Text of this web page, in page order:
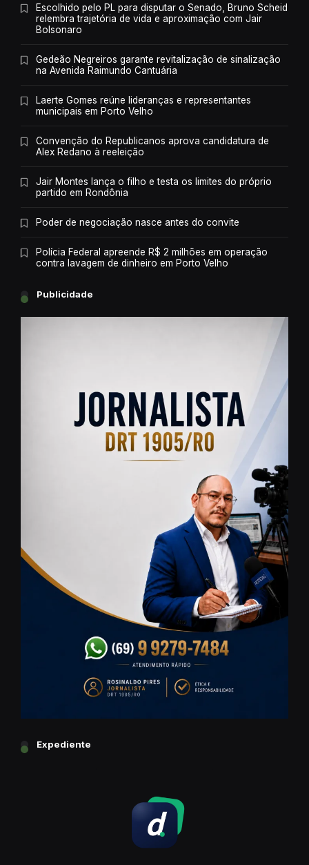
Escolhido pelo PL para disputar o Senado, Bruno Scheid
relembra trajetória de vida e aproximação com Jair
Bolsonaro
Gedeão Negreiros garante revitalização de sinalização
na Avenida Raimundo Cantuária
Laerte Gomes reúne lideranças e representantes
municipais em Porto Velho
Convenção do Republicanos aprova candidatura de
Alex Redano à reeleição
Jair Montes lança o filho e testa os limites do próprio
partido em Rondônia
Poder de negociação nasce antes do convite
Polícia Federal apreende R$ 2 milhões em operação
contra lavagem de dinheiro em Porto Velho
Publicidade
Expediente